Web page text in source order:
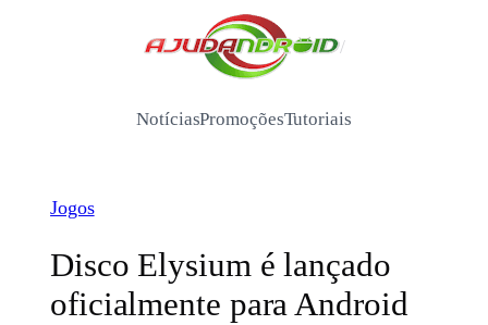
/
NotíciasPromoçõesTutoriais
Jogos
Disco Elysium é lançado
oficialmente para Android